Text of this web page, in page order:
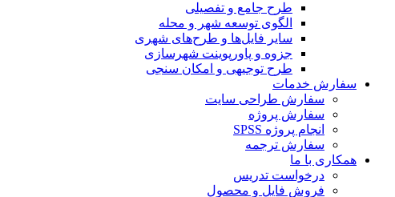
طرح جامع و تفصیلی
الگوی توسعه شهر و محله
سایر فایل‌ها و طرح‌های شهری
جزوه و پاورپوینت شهرسازی
طرح توجیهی و امکان سنجی
سفارش خدمات
سفارش طراحی سایت
سفارش پروژه
انجام پروژه SPSS
سفارش ترجمه
همکاری با ما
درخواست تدریس
فروش فایل و محصول